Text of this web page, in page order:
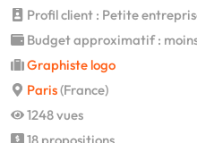
Profil client : Petite
Budget approximatif :
Graphiste logo
Paris(France)
1248 vues